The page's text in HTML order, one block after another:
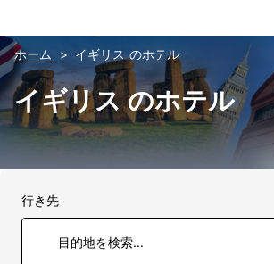
ホーム イギリス のホテル
イギリス のホテル
行き先